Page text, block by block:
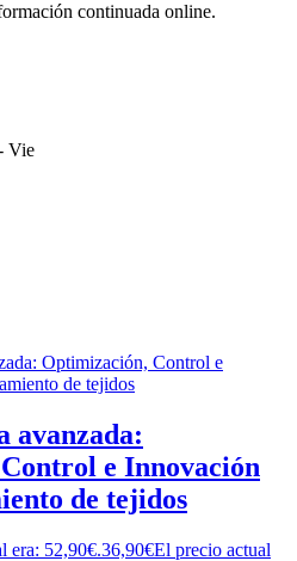
continuada online.
Vie
avanzada:
e Innovación
de tejidos
era: 52,90€.36,90€El precio actual